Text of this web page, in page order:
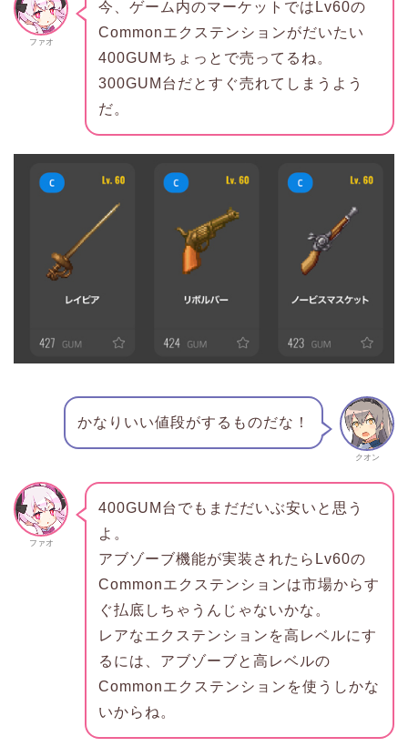
ファオ
今、ゲーム内のマーケットではLv60の
Commonエクステンションがだいたい
400GUMちょっとで売ってるね。
300GUM台だとすぐ売れてしまうよう
だ。
クオン
かなりいい値段がするものだな！
ファオ
400GUM台でもまだだいぶ安いと思う
よ。
アブゾーブ機能が実装されたらLv60の
Commonエクステンションは市場からす
ぐ払底しちゃうんじゃないかな。
レアなエクステンションを高レベルにす
るには、アブゾーブと高レベルの
Commonエクステンションを使うしかな
いからね。